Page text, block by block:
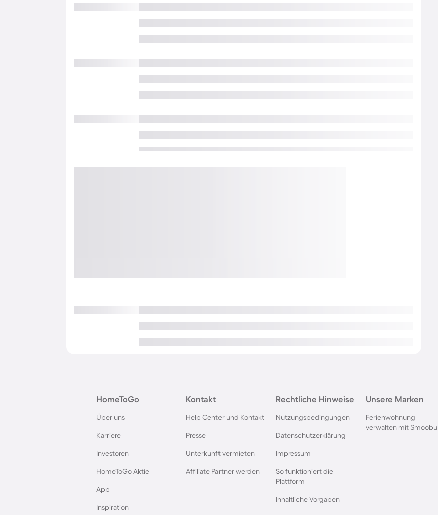
HomeToGo
Über uns
Karriere
Investoren
HomeToGo Aktie
App
Inspiration
Kontakt
Help Center und Kontakt
Presse
Unterkunft vermieten
Affiliate Partner werden
Rechtliche Hinweise
Nutzungsbedingungen
Datenschutzerklärung
Impressum
So funktioniert die
Plattform
Inhaltliche Vorgaben
Unsere Marken
Ferienwohnung
verwalten mit Smoobu